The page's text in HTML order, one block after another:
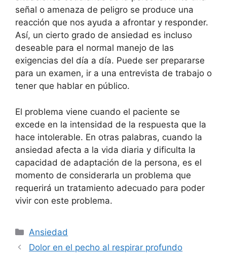
señal o amenaza de peligro se produce una
reacción que nos ayuda a afrontar y responder.
Así, un cierto grado de ansiedad es incluso
deseable para el normal manejo de las
exigencias del día a día. Puede ser prepararse
para un examen, ir a una entrevista de trabajo o
tener que hablar en público.
El problema viene cuando el paciente se
excede en la intensidad de la respuesta que la
hace intolerable. En otras palabras, cuando la
ansiedad afecta a la vida diaria y dificulta la
capacidad de adaptación de la persona, es el
momento de considerarla un problema que
requerirá un tratamiento adecuado para poder
vivir con este problema.
Categorías
Ansiedad
Dolor en el pecho al respirar profundo